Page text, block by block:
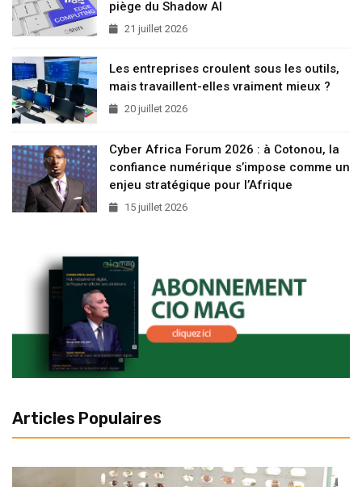
piège du Shadow AI
21 juillet 2026
Les entreprises croulent sous les outils,
mais travaillent-elles vraiment mieux ?
20 juillet 2026
Cyber Africa Forum 2026 : à Cotonou, la
confiance numérique s’impose comme un
enjeu stratégique pour l’Afrique
15 juillet 2026
Articles Populaires